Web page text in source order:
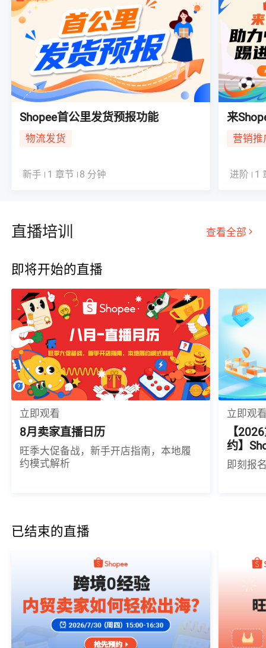
Shopee首公里发货预报功能
物流发货
新手 1 章节 8 分钟
来
营销推
进阶 1
直播培训 查看全部
即将开始的直播
立即观看
8月卖家直播日历
旺季大促备战，新手开店指南，本地履
约模式解析
立即观
【
约】
即刻报
已结束的直播